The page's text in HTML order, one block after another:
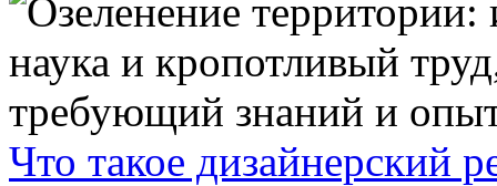
Что такое дизайнерский